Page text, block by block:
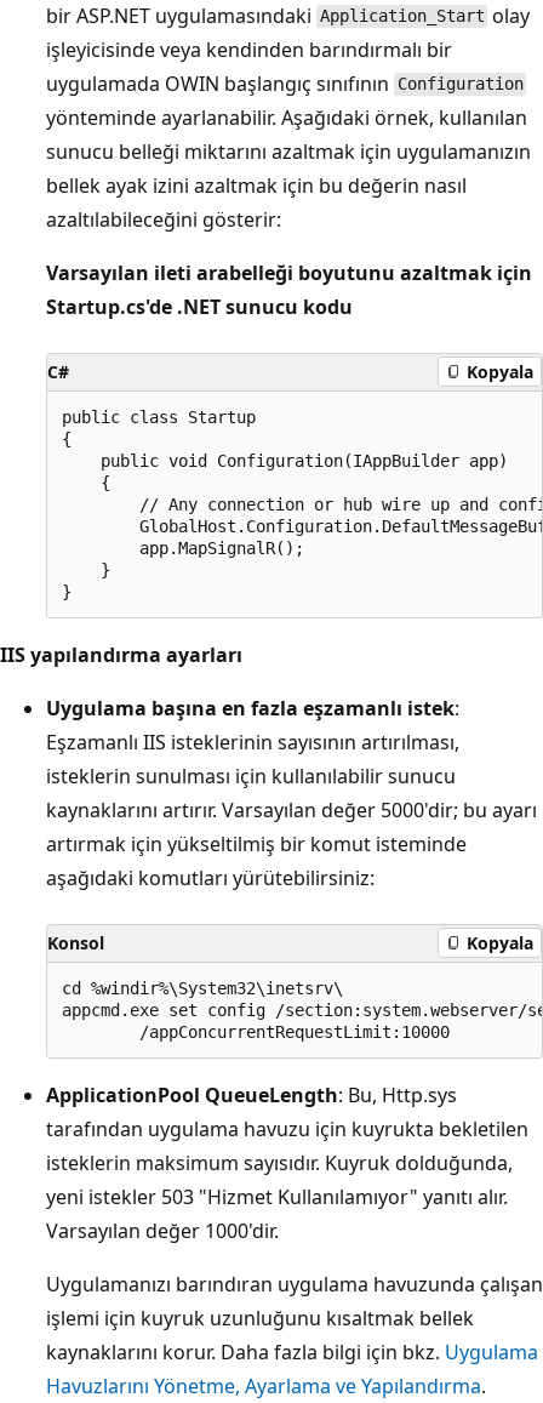
bir ASP.NET uygulamasındaki Application_Start olay
işleyicisinde veya kendinden barındırmalı bir
uygulamada OWIN başlangıç sınıfının Configuration
yönteminde ayarlanabilir. Aşağıdaki örnek, kullanılan
sunucu belleği miktarını azaltmak için uygulamanızın
bellek ayak izini azaltmak için bu değerin nasıl
azaltılabileceğini gösterir:
Varsayılan ileti arabelleği boyutunu azaltmak için
Startup.cs'de .NET sunucu kodu
C# Kopyala
public class Startup
{
    public void Configuration(IAppBuilder app)
    {
// Any connection or hub wire up and
        app.MapSignalR();
    }
IIS yapılandırma ayarları
Uygulama başına en fazla eşzamanlı istek:
Eşzamanlı IIS isteklerinin sayısının artırılması,
isteklerin sunulması için kullanılabilir sunucu
kaynaklarını artırır. Varsayılan değer 5000'dir; bu ayarı
artırmak için yükseltilmiş bir komut isteminde
aşağıdaki komutları yürütebilirsiniz:
Konsol Kopyala
cd %windir%\System32\inetsrv\
appcmd.exe set config /section:system.webserver/
ApplicationPool QueueLength: Bu, Http.sys
tarafından uygulama havuzu için kuyrukta bekletilen
isteklerin maksimum sayısıdır. Kuyruk dolduğunda,
yeni istekler 503 "Hizmet Kullanılamıyor" yanıtı alır.
Varsayılan değer 1000'dir.
Uygulamanızı barındıran uygulama havuzunda çalışan
işlemi için kuyruk uzunluğunu kısaltmak bellek
kaynaklarını korur. Daha fazla bilgi için bkz. Uygulama
Havuzlarını Yönetme, Ayarlama ve Yapılandırma.